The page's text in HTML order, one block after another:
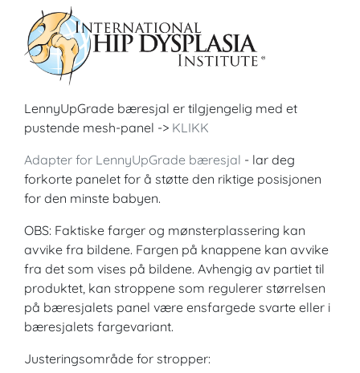
LennyUpGrade bæresjal er tilgjengelig med et
pustende mesh-panel -> KLIKK
Adapter for LennyUpGrade bæresjal - lar deg
forkorte panelet for å støtte den riktige posisjonen
for den minste babyen.
OBS: Faktiske farger og mønsterplassering kan
avvike fra bildene. Fargen på knappene kan avvike
fra det som vises på bildene. Avhengig av partiet til
produktet, kan stroppene som regulerer størrelsen
på bæresjalets panel være ensfargede svarte eller i
bæresjalets fargevariant.
Justeringsområde for stropper: